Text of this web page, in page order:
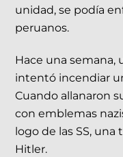
unidad, se podía
peruanos.
Hace una semana,
intentó incendiar
Cuando allanaron
con emblemas
logo de las SS, una
Hitler.